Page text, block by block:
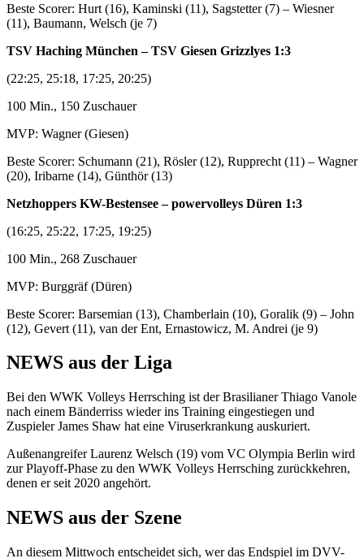
Beste Scorer: Hurt (16), Kaminski (11), Sagstetter (7) – Wiesner
(11), Baumann, Welsch (je 7)
TSV Haching München – TSV Giesen Grizzlyes 1:3
(22:25, 25:18, 17:25, 20:25)
100 Min., 150 Zuschauer
MVP: Wagner (Giesen)
Beste Scorer: Schumann (21), Rösler (12), Rupprecht (11) – Wagner
(20), Iribarne (14), Günthör (13)
Netzhoppers KW-Bestensee – powervolleys Düren 1:3
(16:25, 25:22, 17:25, 19:25)
100 Min., 268 Zuschauer
MVP: Burggräf (Düren)
Beste Scorer: Barsemian (13), Chamberlain (10), Goralik (9) – John
(12), Gevert (11), van der Ent, Ernastowicz, M. Andrei (je 9)
NEWS aus der Liga
Bei den WWK Volleys Herrsching ist der Brasilianer Thiago Vanole
nach einem Bänderriss wieder ins Training eingestiegen und
Zuspieler James Shaw hat eine Viruserkrankung auskuriert.
Außenangreifer Laurenz Welsch (19) vom VC Olympia Berlin wird
zur Playoff-Phase zu den WWK Volleys Herrsching zurückkehren,
denen er seit 2020 angehört.
NEWS aus der Szene
An diesem Mittwoch entscheidet sich, wer das Endspiel im DVV-